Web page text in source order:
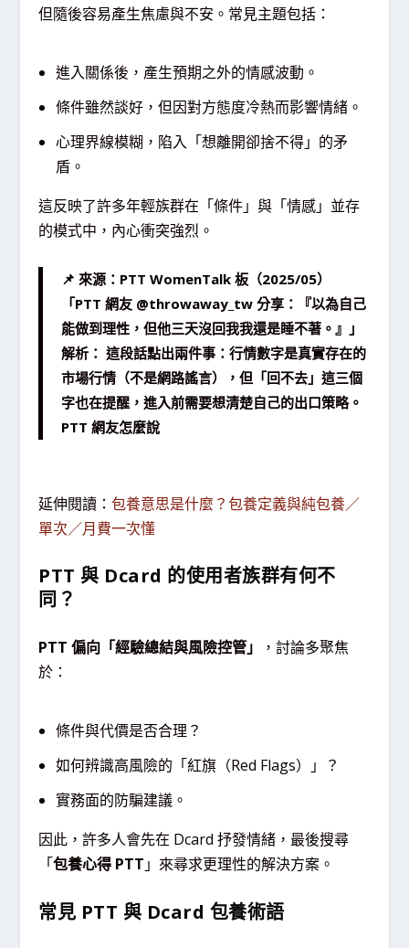
但隨後容易產生焦慮與不安。常見主題包括：
進入關係後，產生預期之外的情感波動。
條件雖然談好，但因對方態度冷熱而影響情緒。
心理界線模糊，陷入「想離開卻捨不得」的矛
盾。
這反映了許多年輕族群在「條件」與「情感」並存
的模式中，內心衝突強烈。
📌 來源：PTT WomenTalk 板（2025/05）
「PTT 網友 @throwaway_tw 分享：『以為自己
能做到理性，但他三天沒回我我還是睡不著。』」
解析： 這段話點出兩件事：行情數字是真實存在的
市場行情（不是網路謠言），但「回不去」這三個
字也在提醒，進入前需要想清楚自己的出口策略。
PTT 網友怎麼說
延伸閱讀：包養意思是什麼？包養定義與純包養／
單次／月費一次懂
PTT 與 Dcard 的使用者族群有何不
同？
PTT 偏向「經驗總結與風險控管」
，討論多聚焦
於：
條件與代價是否合理？
如何辨識高風險的「紅旗（Red Flags）」？
實務面的防騙建議。
因此，許多人會先在 Dcard 抒發情緒，最後搜尋
「包養心得 PTT 」來尋求更理性的解決方案。
常見 PTT 與 Dcard 包養術語